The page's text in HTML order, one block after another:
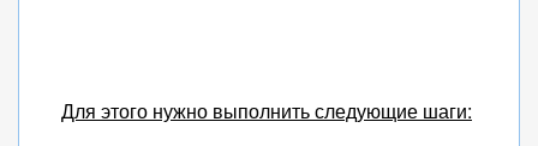
Для этого нужно выполнить следующие шаги: